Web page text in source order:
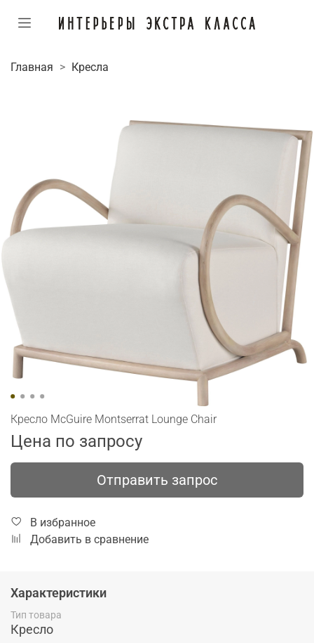
Главная Кресла
Кресло McGuire Montserrat Lounge Chair
Цена по запросу
Отправить запрос
В избранное
Добавить в сравнение
Характеристики
Тип товара
Кресло